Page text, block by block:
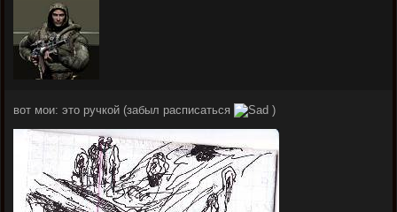
вот мои: это ручкой (забыл расписаться )